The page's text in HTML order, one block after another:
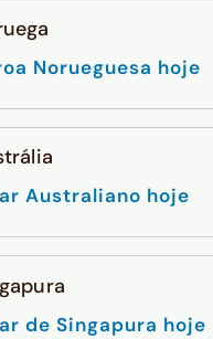
Norueguesa hoje
Australiano hoje
de Singapura hoje